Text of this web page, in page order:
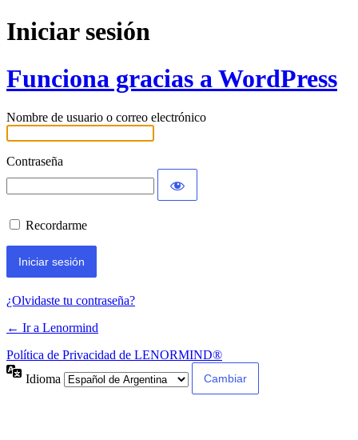
Iniciar sesión
Funciona gracias a WordPress
Nombre de usuario o correo electrónico
Contraseña
Recordarme
¿Olvidaste tu contraseña?
← Ir a Lenormind
Política de Privacidad de LENORMIND®
Idioma